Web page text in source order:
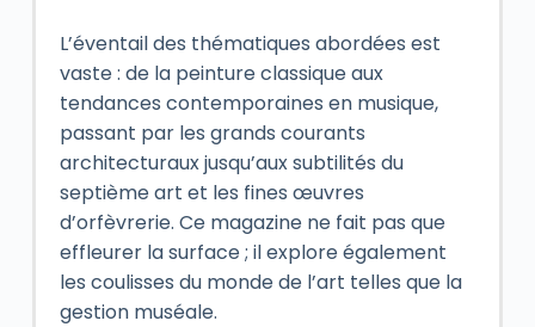
L’éventail des thématiques abordées est
vaste : de la peinture classique aux
tendances contemporaines en musique,
passant par les grands courants
architecturaux jusqu’aux subtilités du
septième art et les fines œuvres
d’orfèvrerie. Ce magazine ne fait pas que
effleurer la surface ; il explore également
les coulisses du monde de l’art telles que la
gestion muséale.